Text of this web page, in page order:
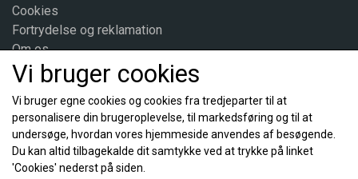
Næringsstoffer og andre stoffer med ernæringsmæssig eller
fysiologisk virkning
Indhold
Vitamin C (mg)
Brugsanvisning og forholdsregler:
Drysses på mad eller røres ud i væske og drikkes med det samme.
Opbevaring:
Cookies
Fortrydelse og reklamation
Om os
Kontakt
Sociale medier
Vi bruger cookies
Vi bruger egne cookies og cookies fra tredjeparter til at
personalisere din brugeroplevelse, til markedsføring og til at
undersøge, hvordan vores hjemmeside anvendes af besøgende.
Du kan altid tilbagekalde dit samtykke ved at trykke på linket
'Cookies' nederst på siden.